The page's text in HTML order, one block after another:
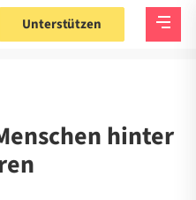
Unterstützen
hinter